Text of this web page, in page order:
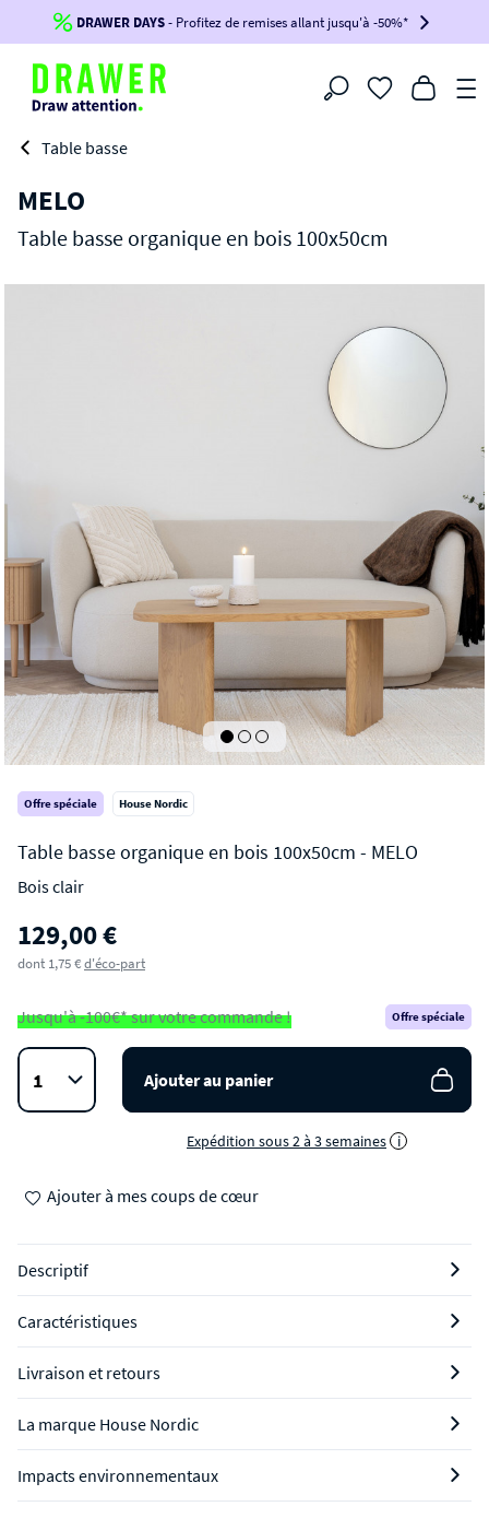
Jusqu'à-100€*sur votre commande !
BIKINI100
-voir conditions en bas de page-
DRAWER DAYS- Profitez de remises allant jusqu'à -50%*
Filtrer
Table basse
MELO
Table basse organique en bois 100x50cm
Offre spéciale House Nordic
MELO
Table basse organique en bois 100x50cm
Bois clair
129,00 €
dont 1,75 €d'éco-part
Jusqu'à -100€* sur votre commande ! Offre spéciale
Ajouter au panier
Expédition sous 2 à 3 semaines i
Ajouter à mes coups de cœur
Descriptif
Caractéristiques
Livraison et retours
La marque House Nordic
Impacts environnementaux